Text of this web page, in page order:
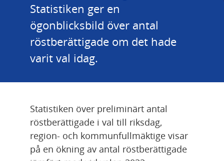
Statistiken ger en
ögonblicksbild över antal
röstberättigade om det hade
varit val idag.
Statistiken över preliminärt antal
röstberättigade i val till riksdag,
region- och kommunfullmäktige visar
på en ökning av antal röstberättigade